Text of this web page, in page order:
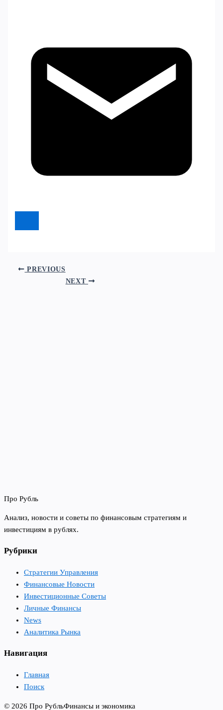
PREVIOUS
NEXT
Про Рубль
Анализ, новости и советы по финансовым стратегиям и
инвестициям в рублях.
Рубрики
Стратегии Управления
Финансовые Новости
Инвестиционные Советы
Личные Финансы
News
Аналитика Рынка
Навигация
Главная
Поиск
© 2026 Про РубльФинансы и экономика